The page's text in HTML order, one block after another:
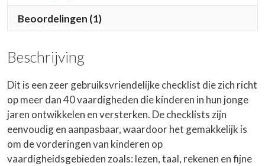
Beoordelingen (1)
Beschrijving
Dit is een zeer gebruiksvriendelijke checklist die zich richt
op meer dan 40 vaardigheden die kinderen in hun jonge
jaren ontwikkelen en versterken. De checklists zijn
eenvoudig en aanpasbaar, waardoor het gemakkelijk is
om de vorderingen van kinderen op
vaardigheidsgebieden zoals: lezen, taal, rekenen en fijne